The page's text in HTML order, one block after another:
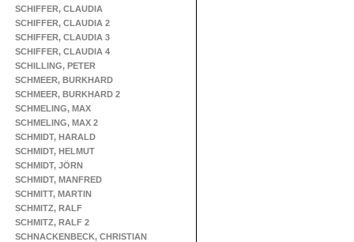
SCHIFFER, CLAUDIA
SCHIFFER, CLAUDIA 2
SCHIFFER, CLAUDIA 3
SCHIFFER, CLAUDIA 4
SCHILLING, PETER
SCHMEER, BURKHARD
SCHMEER, BURKHARD 2
SCHMELING, MAX
SCHMELING, MAX 2
SCHMIDT, HARALD
SCHMIDT, HELMUT
SCHMIDT, JÖRN
SCHMIDT, MANFRED
SCHMITT, MARTIN
SCHMITZ, RALF
SCHMITZ, RALF 2
SCHNACKENBECK, CHRISTIAN